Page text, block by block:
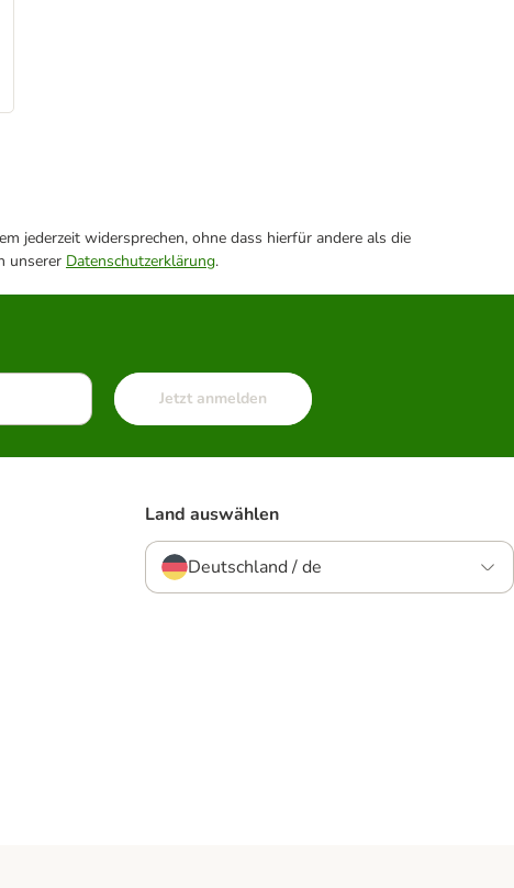
jederzeit widersprechen, ohne dass hierfür andere als die
unserer Datenschutzerklärung.
Jetzt anmelden
Land auswählen
Deutschland / de